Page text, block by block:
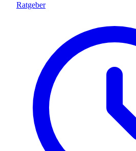
Ratgeber